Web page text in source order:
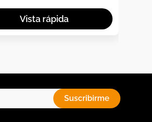
Suscribirme